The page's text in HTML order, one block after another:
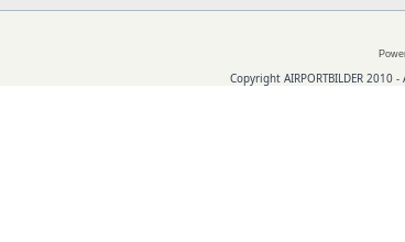
Copyright AIRPORTBILDER